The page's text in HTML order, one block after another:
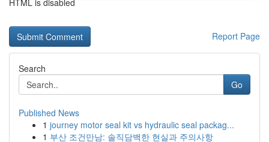
HTML is disabled
Report Page
Search
Go
Published News
1 journey motor seal kit vs hydraulic seal packag...
1 부산 조건만남: 솔직담백한 현실과 주의사항